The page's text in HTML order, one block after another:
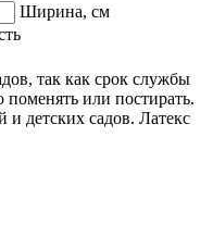
Ширина, см
так как срок службы
поменять или постирать.
и детских садов. Латекс